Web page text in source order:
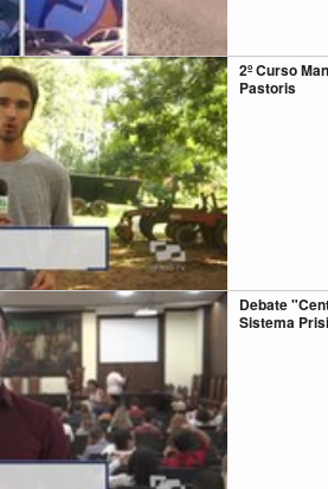
2º Curso
Pastoris
Debate
Sistema